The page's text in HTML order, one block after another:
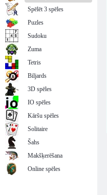
Spēlēt 3 spēles
Puzles
Sudoku
Zuma
Tetris
Biljards
3D spēles
IO spēles
Kāršu spēles
Solitaire
Šahs
Makšķerēšana
Online spēles